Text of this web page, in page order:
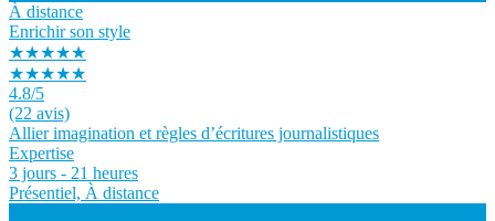
À distance
Enrichir son style
★★★★★
★★★★★
4.8/5
(22 avis)
Allier imagination et règles d’écritures journalistiques
Expertise
3 jours - 21 heures
Présentiel, À distance